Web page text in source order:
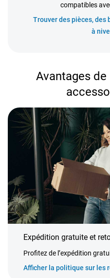
compatibles
Trouver des pièces, des
à
Avantages
Expédition gratuite et
Profitez de l’expédition
Afficher la politique sur les